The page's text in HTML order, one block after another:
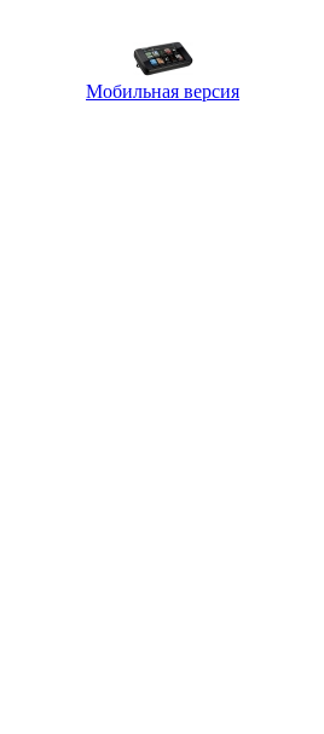
Мобильная версия